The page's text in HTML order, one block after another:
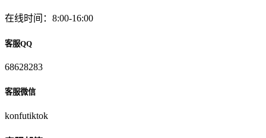
在线时间：8:00-16:00
客服QQ
68628283
客服微信
konfutiktok